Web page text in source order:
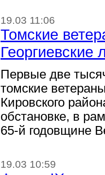
19.03 11:06
Томские
Георгиевские
Первые две
томские
Кировского
обстановке, в
65-й годовщине
19.03 10:59